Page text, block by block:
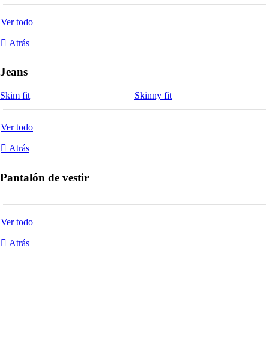
Ver todo
Atrás
Jeans
Skim fit Skinny fit
Ver todo
Atrás
Pantalón de vestir
Ver todo
Atrás